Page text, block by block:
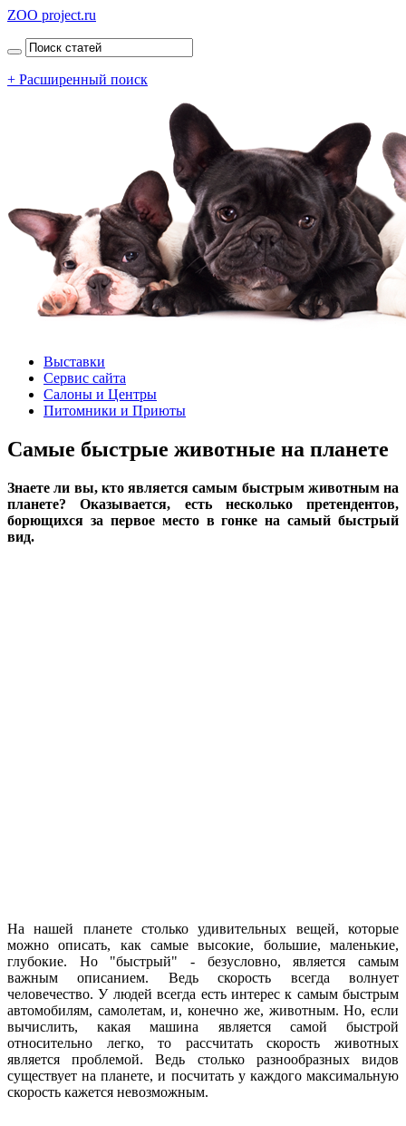
ZOO project.ru
+ Расширенный поиск
Выставки
Сервис сайта
Салоны и Центры
Питомники и Приюты
Самые быстрые животные на планете
Знаете ли вы, кто является самым быстрым животным на
планете? Оказывается, есть несколько претендентов,
борющихся за первое место в гонке на самый быстрый
вид.
На нашей планете столько удивительных вещей, которые
можно описать, как самые высокие, большие, маленькие,
глубокие. Но "быстрый" - безусловно, является самым
важным описанием. Ведь скорость всегда волнует
человечество. У людей всегда есть интерес к самым быстрым
автомобилям, самолетам, и, конечно же, животным. Но, если
вычислить, какая машина является самой быстрой
относительно легко, то рассчитать скорость животных
является проблемой. Ведь столько разнообразных видов
существует на планете, и посчитать у каждого максимальную
скорость кажется невозможным.